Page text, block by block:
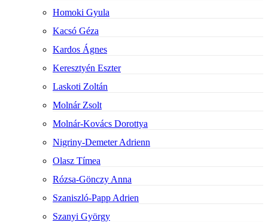
Homoki Gyula
Kacsó Géza
Kardos Ágnes
Keresztyén Eszter
Laskoti Zoltán
Molnár Zsolt
Molnár-Kovács Dorottya
Nigriny-Demeter Adrienn
Olasz Tímea
Rózsa-Gönczy Anna
Szaniszló-Papp Adrien
Szanyi György